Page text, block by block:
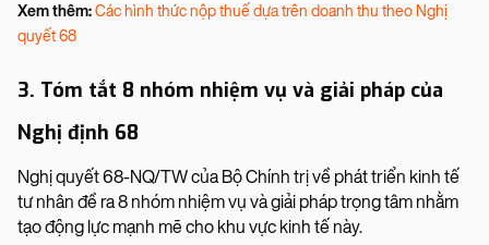
Xem thêm:Các hình thức nộp thuế dựa trên doanh thu theo Nghị
quyết 68
3. Tóm tắt 8 nhóm nhiệm vụ và giải pháp của
Nghị định 68
Nghị quyết 68-NQ/TW của Bộ Chính trị về phát triển kinh tế
tư nhân đề ra 8 nhóm nhiệm vụ và giải pháp trọng tâm nhằm
tạo động lực mạnh mẽ cho khu vực kinh tế này.